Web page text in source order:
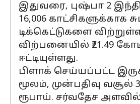
இதுவரை, புஷ்பா 2
16,006 காட்சிகளுக்காக
டிக்கெட்டுகளை
விற்பனையில் ₹21.49
ஈட்டியுள்ளது.
பிளாக் செய்யப்பட்ட
மூலம், முன்பதிவு வசூல்
ரூபாய். சர்வதேச